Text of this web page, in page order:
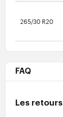
265/30 R20
FAQ
Les retours